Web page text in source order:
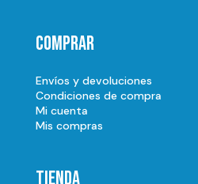
Comprar
Envíos y devoluciones
Condiciones de compra
Mi cuenta
Mis compras